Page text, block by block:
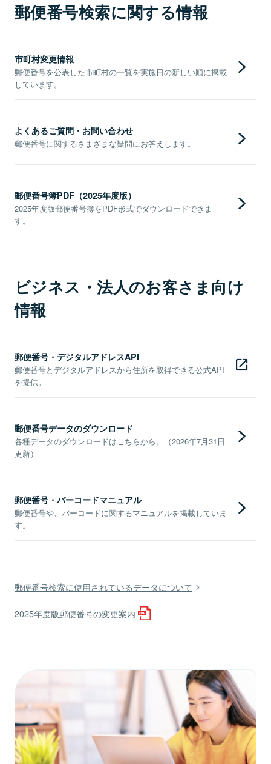
郵便番号検索に関する情報
市町村変更情報
郵便番号を公表した市町村の一覧を実施日の新しい順に掲載
しています。
よくあるご質問・お問い合わせ
郵便番号に関するさまざまな疑問にお答えします。
郵便番号簿PDF（2025年度版）
2025年度版郵便番号簿をPDF形式でダウンロードできま
す。
ビジネス・法人のお客さま向け
情報
郵便番号・デジタルアドレスAPI
郵便番号とデジタルアドレスから住所を取得できる公式API
を提供。
郵便番号データのダウンロード
各種データのダウンロードはこちらから。（2026年7月31日
更新）
郵便番号・バーコードマニュアル
郵便番号や、バーコードに関するマニュアルを掲載していま
す。
郵便番号検索に使用されているデータについて
2025年度版郵便番号の変更案内